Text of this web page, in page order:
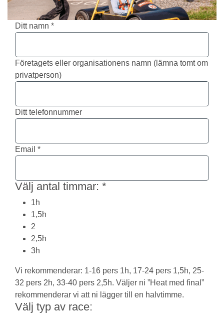
Ditt namn *
Företagets eller organisationens namn (lämna tomt om
privatperson)
Ditt telefonnummer
Email *
Välj antal timmar: *
1h
1,5h
2
2,5h
3h
Vi rekommenderar: 1-16 pers 1h, 17-24 pers 1,5h, 25-
32 pers 2h, 33-40 pers 2,5h. Väljer ni ”Heat med final”
rekommenderar vi att ni lägger till en halvtimme.
Välj typ av race: